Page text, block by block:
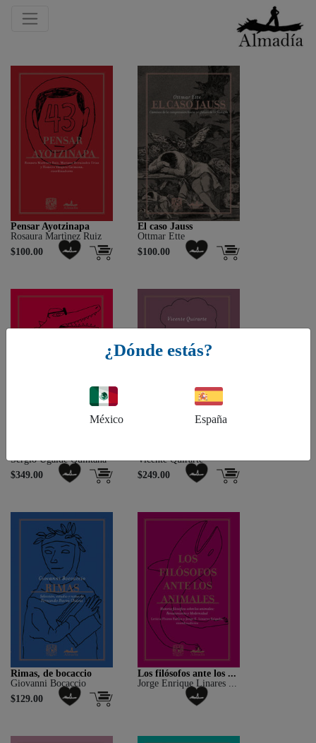
Pensar Ayotzinapa
Rosaura Martìnez Ruiz
$100.00
El caso Jauss
Ottmar Ette
$100.00
Sergio Ugalde Quintana
$349.00
Vicente Quirarte
$249.00
Rimas, de bocaccio
Giovanni Bocaccio
$129.00
Los filósofos ante los ...
Jorge Enrique Linares ...
¿Dónde estás?
México España